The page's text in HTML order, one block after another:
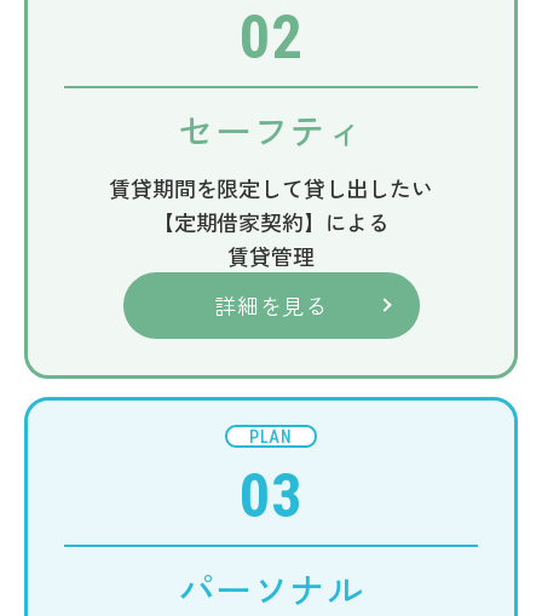
02
セーフティ
賃貸期間を限定して貸し出したい
【定期借家契約】による
賃貸管理
詳細を見る
PLAN
03
パーソナル